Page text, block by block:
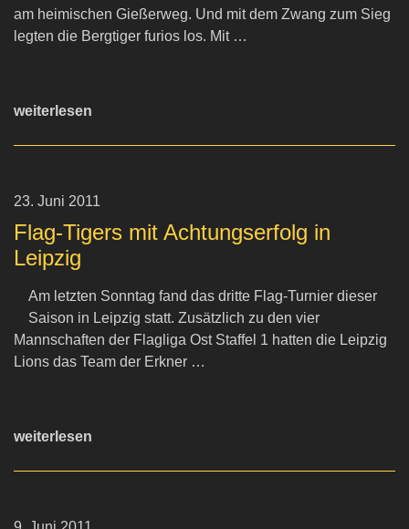
am heimischen Gießerweg. Und mit dem Zwang zum Sieg
legten die Bergtiger furios los. Mit …
weiterlesen
23. Juni 2011
Flag-Tigers mit Achtungserfolg in
Leipzig
Am letzten Sonntag fand das dritte Flag-Turnier dieser
Saison in Leipzig statt. Zusätzlich zu den vier
Mannschaften der Flagliga Ost Staffel 1 hatten die Leipzig
Lions das Team der Erkner …
weiterlesen